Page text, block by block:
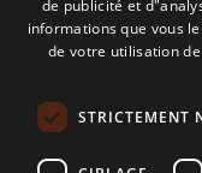
de publicité et
informations que vous
de votre utilisation
STRICTEMENT